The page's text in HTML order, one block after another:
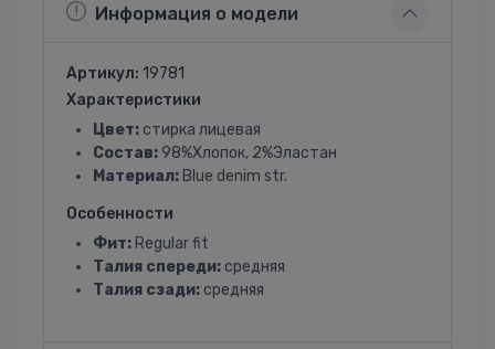
Информация о модели
Артикул: 19781
Характеристики
Цвет: стирка лицевая
Состав: 98%Хлопок, 2%Эластан
Материал: Blue denim str.
Особенности
Фит: Regular fit
Талия спереди: средняя
Талия сзади: средняя